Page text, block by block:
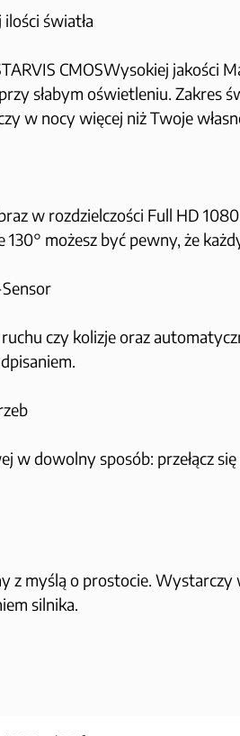
światła
CMOSWysokiej jakości
słabym oświetleniu. Zakres
w nocy więcej niż Twoje
w rozdzielczości Full HD
możesz być pewny, że
czy kolizje oraz
dowolny sposób: przełącz
myślą o prostocie. Wystarczy
silnika.